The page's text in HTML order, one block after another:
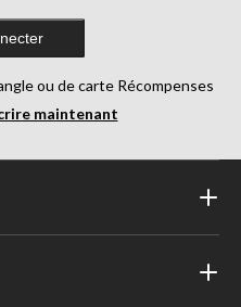
ou de carte Récompenses
maintenant